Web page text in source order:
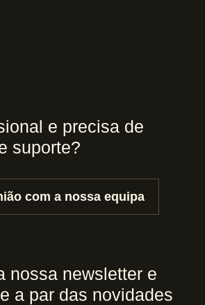
e precisa de
suporte?
com a nossa equipa
nossa newsletter e
a par das novidades